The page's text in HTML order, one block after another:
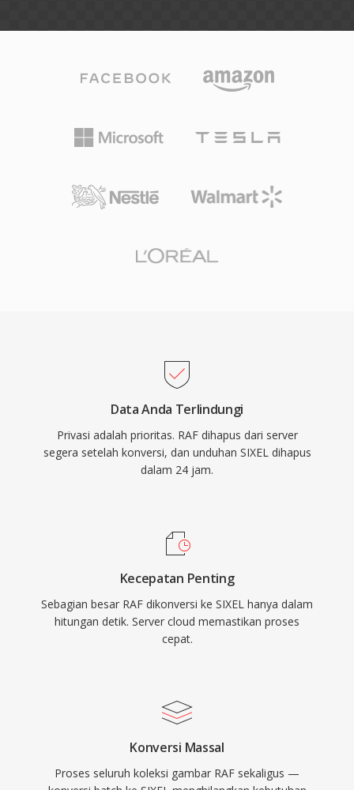
Data Anda Terlindungi
Privasi adalah prioritas. RAF dihapus dari server
segera setelah konversi, dan unduhan SIXEL dihapus
dalam 24 jam.
Kecepatan Penting
Sebagian besar RAF dikonversi ke SIXEL hanya dalam
hitungan detik. Server cloud memastikan proses
cepat.
Konversi Massal
Proses seluruh koleksi gambar RAF sekaligus —